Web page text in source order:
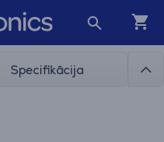
Specifikācija